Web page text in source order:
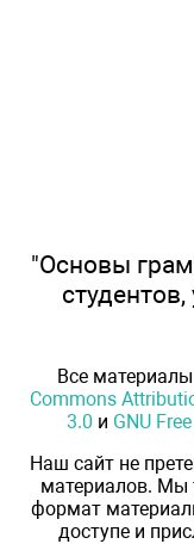
"Основы
Все
Commons
3.0 и GNU
Наш сайт не
материалов. Мы
формат
доступе и